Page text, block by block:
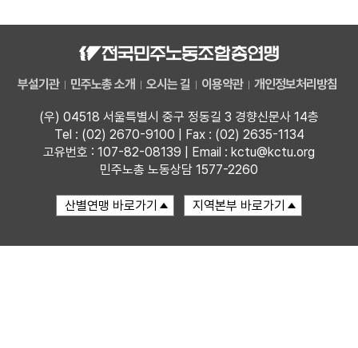
부설기관 민주노총 소개 오시는 길 이용약관 개인정보처리방침
(우) 04518 서울특별시 중구 정동길 3 경향신문사 14층
Tel : (02) 2670-9100 | Fax : (02) 2635-1134
고유번호 : 107-82-08139 | Email : kctu@kctu.org
민주노총 노동상담 1577-2260